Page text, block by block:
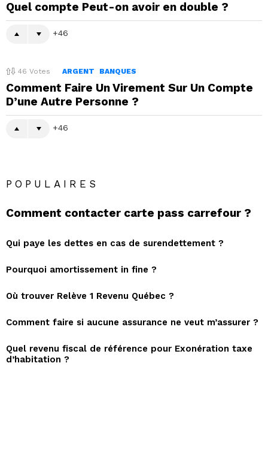
Quel compte Peut-on avoir en double ?
46
46 Votes ARGENT BANQUES
Comment Faire Un Virement Sur Un Compte
D’une Autre Personne ?
46
POPULAIRES
Comment contacter carte pass carrefour ?
Qui paye les dettes en cas de surendettement ?
Pourquoi amortissement in fine ?
Où trouver Relève 1 Revenu Québec ?
Comment faire si aucune assurance ne veut m’assurer ?
Quel revenu fiscal de référence pour Exonération taxe
d’habitation ?